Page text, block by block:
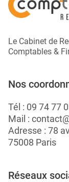
Le Cabinet de
Comptables &
Nos
Tél : 09 74 77
Mail :
Adresse : 78
75008 Paris
Réseaux